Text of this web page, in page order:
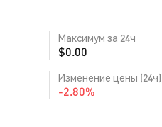
Максимум за 24ч
$0.00
Изменение цены (24ч)
-2.80%